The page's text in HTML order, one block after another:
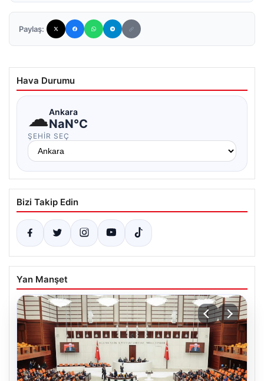
Paylaş:
Hava Durumu
☁Ankara
NaN°C
ŞEHIR SEÇ
Bizi Takip Edin
Yan Manşet